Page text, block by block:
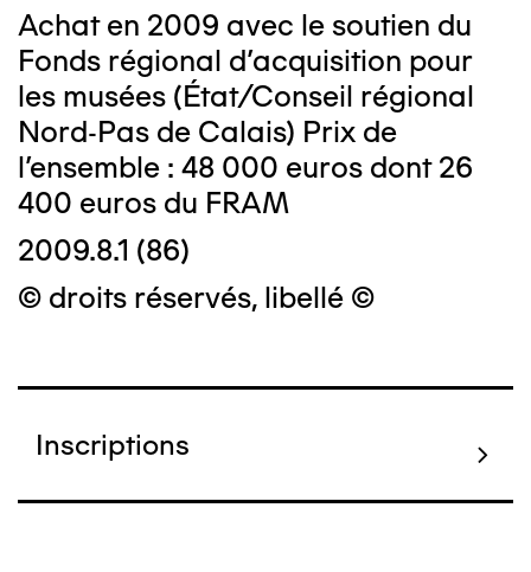
Achat en 2009 avec le soutien du
Fonds régional d'acquisition pour
les musées (État/Conseil régional
Nord-Pas de Calais) Prix de
l'ensemble : 48 000 euros dont 26
400 euros du FRAM
2009.8.1 (86)
© droits réservés, libellé ©
Inscriptions